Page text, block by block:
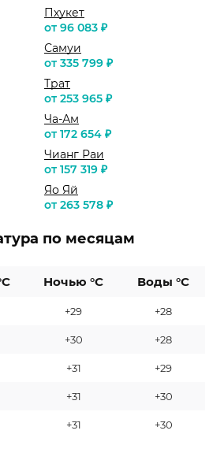
Пхукет
от 96 083 ₽
Самуи
от 335 799 ₽
Трат
от 253 965 ₽
Ча-Ам
от 172 654 ₽
Чианг Раи
от 157 319 ₽
Яо Яй
от 263 578 ₽
по месяцам
Ночью °C Воды °C
+29 +28
+30 +28
+31 +29
+31 +30
+31 +30